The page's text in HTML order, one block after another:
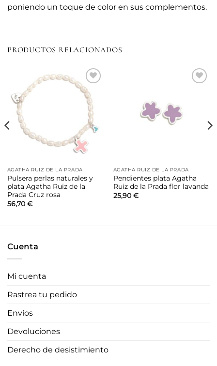
poniendo un toque de color en sus complementos.
PRODUCTOS RELACIONADOS
Añadir
a la
lista de
deseos
AGATHA RUIZ DE LA PRADA
Pulsera perlas naturales y
plata Agatha Ruiz de la
Prada Cruz rosa
56,70 €
AGATHA RUIZ DE LA PRADA
Pendientes plata Agatha
Ruiz de la Prada flor lavanda
25,90 €
Cuenta
Mi cuenta
Rastrea tu pedido
Envíos
Devoluciones
Derecho de desistimiento